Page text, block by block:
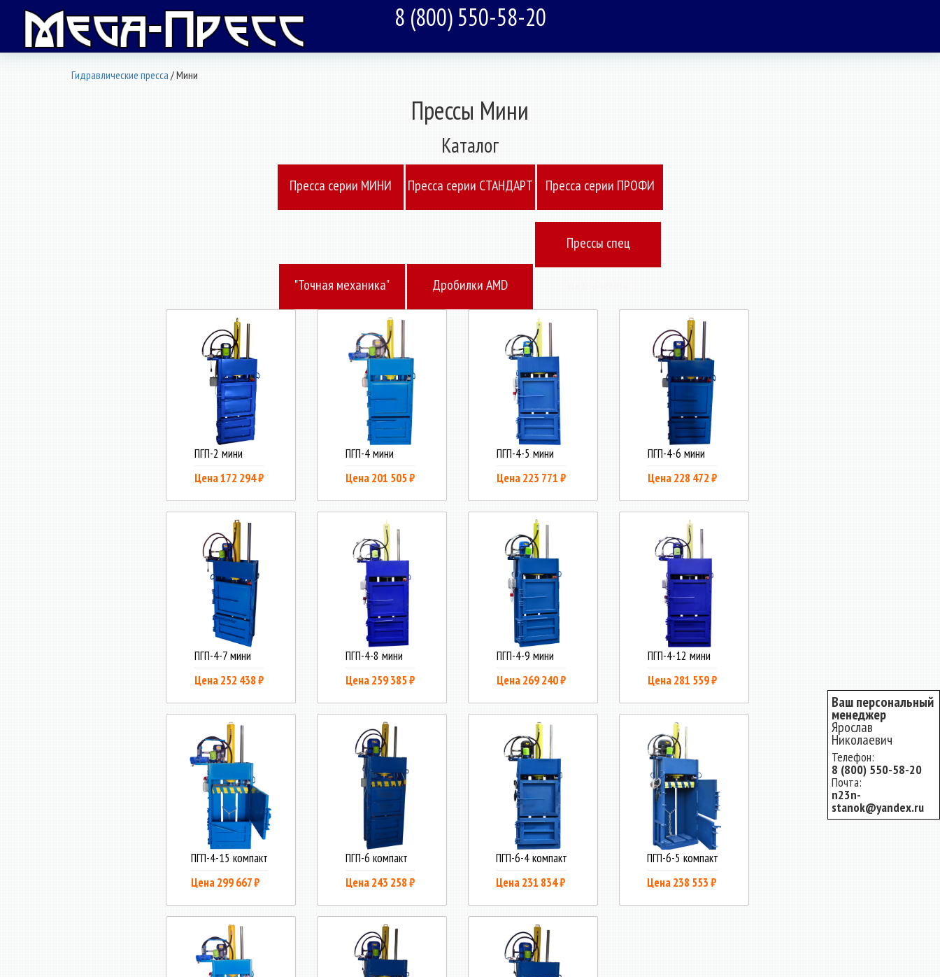
8 (800) 550-58-20
Гидравлические пресса / Мини
Прессы Мини
Каталог
Пресcа серии МИНИ Пресcа серии СТАНДАРТ Пресcа серии ПРОФИ
"Точная механика" Дробилки AMD
Прессы спец
ПГП-2 мини
Цена 172 294 ₽
ПГП-4 мини
Цена 201 505 ₽
ПГП-4-5 мини
Цена 223 771 ₽
ПГП-4-6 мини
Цена 228 472 ₽
ПГП-4-7 мини
Цена 252 438 ₽
ПГП-4-8 мини
Цена 259 385 ₽
ПГП-4-9 мини
Цена 269 240 ₽
ПГП-4-12 мини
Цена 281 559 ₽
ПГП-4-15 компакт
Цена 299 667 ₽
ПГП-6 компакт
Цена 243 258 ₽
ПГП-6-4 компакт
Цена 231 834 ₽
ПГП-6-5 компакт
Цена 238 553 ₽
Ваш персональный
менеджер
Ярослав
Николаевич
Телефон:
8 (800) 550-58-20
Почта:
n23n-
stanok@yandex.ru